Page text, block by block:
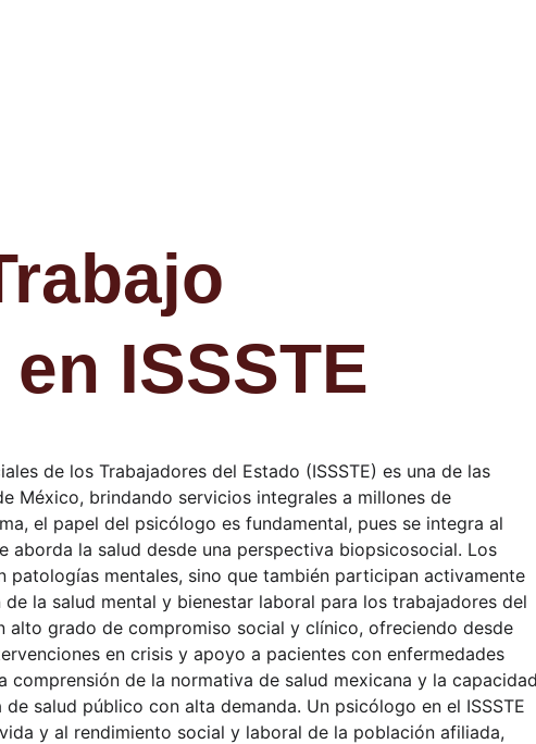
ISSSTE
de los Trabajadores del Estado (ISSSTE) es una de las
México, brindando servicios integrales a millones de
el papel del psicólogo es fundamental, pues se integra al
aborda la salud desde una perspectiva biopsicosocial. Los
patologías mentales, sino que también participan activamente
la salud mental y bienestar laboral para los trabajadores del
alto grado de compromiso social y clínico, ofreciendo desde
en crisis y apoyo a pacientes con enfermedades
comprensión de la normativa de salud mexicana y la capacidad
salud público con alta demanda. Un psicólogo en el ISSSTE
y al rendimiento social y laboral de la población afiliada,